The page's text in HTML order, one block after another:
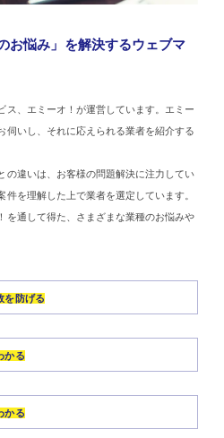
お悩み」を解決するウェブマ
ス、エミーオ！が運営しています。エミー
伺いし、それに応えられる業者を紹介する
の違いは、お客様の問題解決に注力してい
を理解した上で業者を選定しています。
を通して得た、さまざまな業種のお悩みや
を防げる
かる
かる